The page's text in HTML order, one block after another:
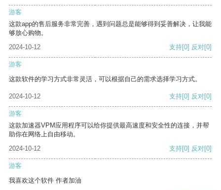
游客
这款app的售后服务非常完善，遇到问题总是能够得到妥善解决，让我能
够放心购物。
2024-10-12
支持[0] 反对[0]
游客
这款软件的学习方式非常灵活，可以根据自己的需求选择学习方式。
2024-10-12 支持[0] 反对[0]
游客
这款加速器VPM应用程序可以给你提供最高速度和安全性的连接，并帮
助你在网络上自由移动。
2024-10-12
支持[0] 反对[0]
游客
我喜欢这个软件 作者加油